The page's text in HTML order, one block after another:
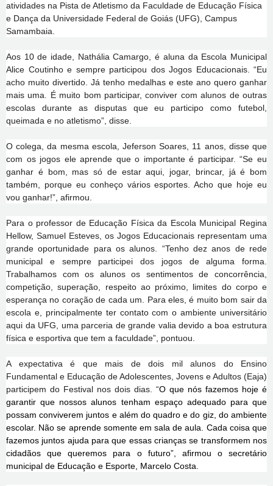
atividades na Pista de Atletismo da Faculdade de Educação Física
e Dança da Universidade Federal de Goiás (UFG), Campus
Samambaia.
Aos 10 de idade, Nathália Camargo, é aluna da Escola Municipal
Alice Coutinho e sempre participou dos Jogos Educacionais. “Eu
acho muito divertido. Já tenho medalhas e este ano quero ganhar
mais uma. É muito bom participar, conviver com alunos de outras
escolas durante as disputas que eu participo como futebol,
queimada e no atletismo”, disse.
O colega, da mesma escola, Jeferson Soares, 11 anos, disse que
com os jogos ele aprende que o importante é participar. “Se eu
ganhar é bom, mas só de estar aqui, jogar, brincar, já é bom
também, porque eu conheço vários esportes. Acho que hoje eu
vou ganhar!”, afirmou.
Para o professor de Educação Física da Escola Municipal Regina
Hellow, Samuel Esteves, os Jogos Educacionais representam uma
grande oportunidade para os alunos. “Tenho dez anos de rede
municipal e sempre participei dos jogos de alguma forma.
Trabalhamos com os alunos os sentimentos de concorrência,
competição, superação, respeito ao próximo, limites do corpo e
esperança no coração de cada um. Para eles, é muito bom sair da
escola e, principalmente ter contato com o ambiente universitário
aqui da UFG, uma parceria de grande valia devido a boa estrutura
física e esportiva que tem a faculdade”, pontuou.
A expectativa é que mais de dois mil alunos do Ensino
Fundamental e Educação de Adolescentes, Jovens e Adultos (Eaja)
participem do Festival nos dois dias. “O que nós fazemos hoje é
garantir que nossos alunos tenham espaço adequado para que
possam conviverem juntos e além do quadro e do giz, do ambiente
escolar. Não se aprende somente em sala de aula. Cada coisa que
fazemos juntos ajuda para que essas crianças se transformem nos
cidadãos que queremos para o futuro”, afirmou o secretário
municipal de Educação e Esporte, Marcelo Costa.